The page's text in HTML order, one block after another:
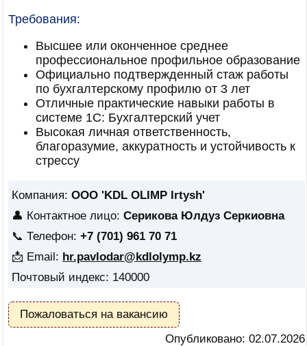
Требования:
Высшее или оконченное среднее
профессиональное профильное образование
Официально подтвержденный стаж работы
по бухгалтерскому профилю от 3 лет
Отличные практические навыки работы в
системе 1С: Бухгалтерский учет
Высокая личная ответственность,
благоразумие, аккуратность и устойчивость к
стрессу
Компания: ООО 'KDL OLIMP Irtysh'
👤 Контактное лицо: Серикова Юлдуз Серкиовна
📞 Телефон: +7 (701) 961 70 71
📩 Email: hr.pavlodar@kdlolymp.kz
Почтовый индекс: 140000
Пожаловаться на вакансию
Опубликовано: 02.07.2026